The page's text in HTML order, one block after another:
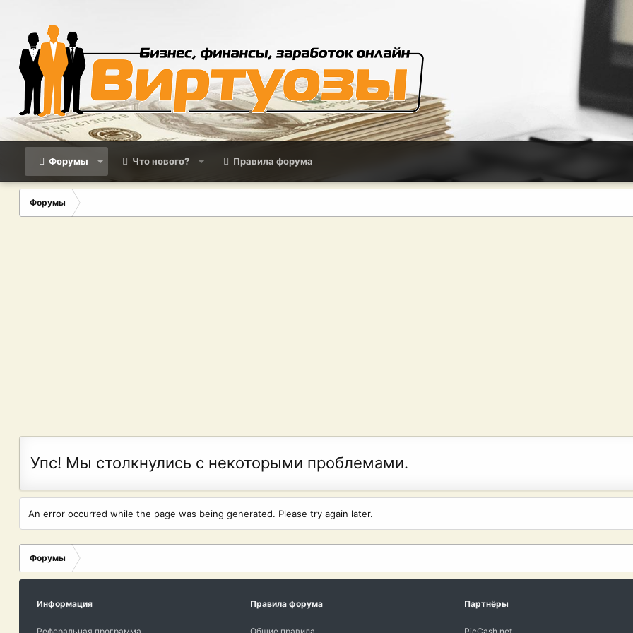
Форумы Что нового? Правила форума
Форумы
Упс! Мы столкнулись с некоторыми проблемами.
An error occurred while the page was being generated. Please try again later.
Форумы
Информация Правила форума Партнёры